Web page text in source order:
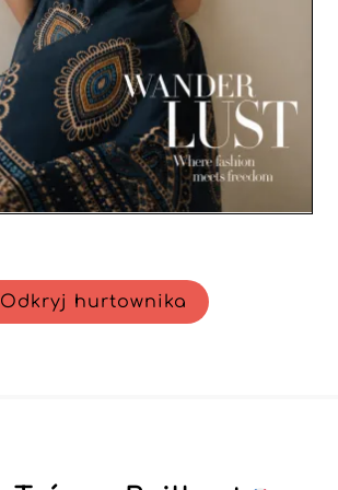
Odkryj hurtownika